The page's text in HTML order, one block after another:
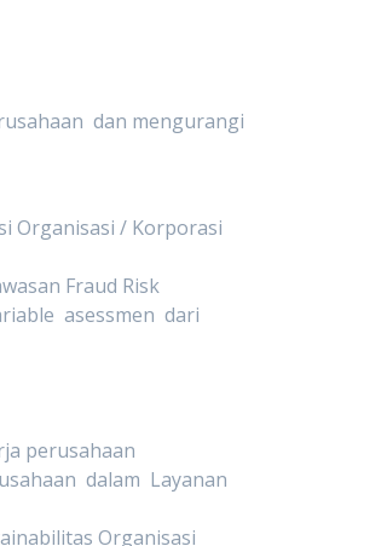
dan mengurangi
Organisasi / Korporasi
Fraud Risk
asessmen dari
perusahaan
dalam Layanan
Organisasi